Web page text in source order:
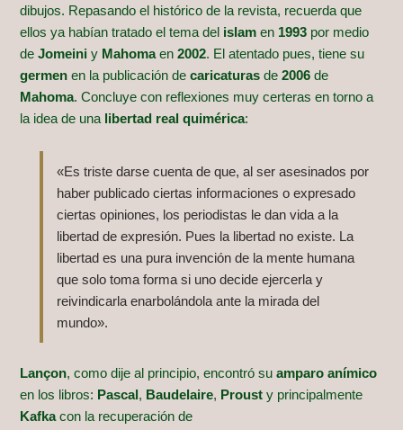
dibujos. Repasando el histórico de la revista, recuerda que
ellos ya habían tratado el tema del islam en 1993 por medio
deJomeini y Mahomaen2002. El atentado pues, tiene su
germen en la publicación decaricaturas de2006 de
Mahoma. Concluye con reflexiones muy certeras en torno a
la idea de una libertad real quimérica:
«Es triste darse cuenta de que, al ser asesinados por
haber publicado ciertas informaciones o expresado
ciertas opiniones, los periodistas le dan vida a la
libertad de expresión. Pues la libertad no existe. La
libertad es una pura invención de la mente humana
que solo toma forma si uno decide ejercerla y
reivindicarla enarbolándola ante la mirada del
mundo».
Lançon, como dije al principio, encontró suamparo anímico
en los libros: Pascal , Baudelaire, Proust y principalmente
Kafkacon la recuperación de